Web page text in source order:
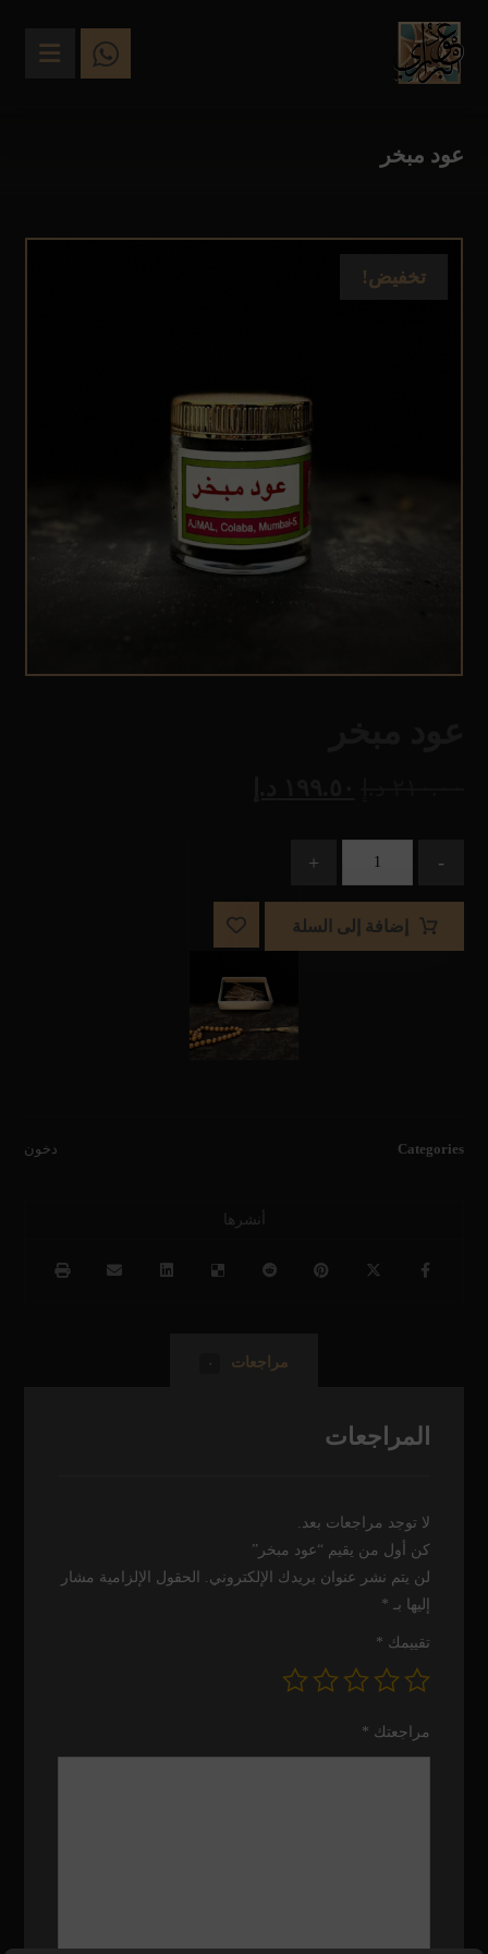
عود مبخر
تخفيض!
-
+
إضافة إلى السلة
Categories دخون
مراجعات ٠
المراجعات
لا توجد مراجعات بعد.
كن أول من يقيم “عود مبخر”
لن يتم نشر عنوان بريدك الإلكتروني.
الحقول الإلزامية مشار
إليها بـ *
تقييمك *
مراجعتك *